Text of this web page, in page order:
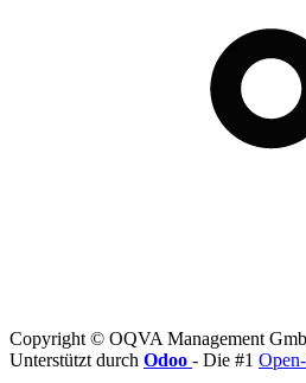
Copyright © OQVA Management
Unterstützt durch Odoo - Die #1